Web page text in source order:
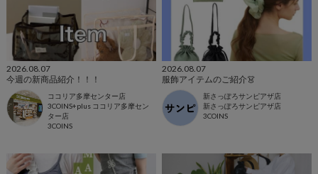
2026.08.07
今週の新商品紹介！！！
ココリア多摩センター店
3COINS+plus ココリア多摩セン
ター店
3COINS
2026.08.07
服飾アイテムのご紹介👗
新さっぽろサンピアザ店
新さっぽろサンピアザ店
3COINS